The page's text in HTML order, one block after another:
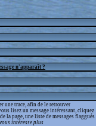
n'apparaît ?
une trace, afin de le retrouver
lisez un message intéressant, cliquez
la page, une liste de messages flaggués
intéresse plus